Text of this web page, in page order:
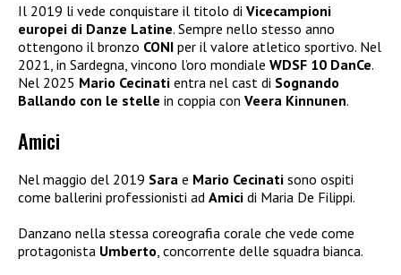
Il 2019 li vede conquistare il titolo di Vicecampioni
europei di Danze Latine. Sempre nello stesso anno
ottengono il bronzo CONI per il valore atletico sportivo. Nel
2021, in Sardegna, vincono l’oro mondiale WDSF 10 DanCe.
Nel 2025 Mario Cecinati entra nel cast di Sognando
Ballando con le stelle in coppia con Veera Kinnunen.
Amici
Nel maggio del 2019 Sara e Mario Cecinati sono ospiti
come ballerini professionisti ad Amici di Maria De Filippi.
Danzano nella stessa coreografia corale che vede come
protagonista Umberto, concorrente delle squadra bianca.